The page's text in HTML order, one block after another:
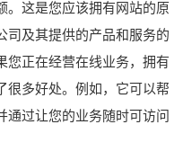
。这是您应该拥有网站的原
司及其提供的产品和服务的
您正在经营在线业务，拥有
很多好处。例如，它可以帮
通过让您的业务随时可访问